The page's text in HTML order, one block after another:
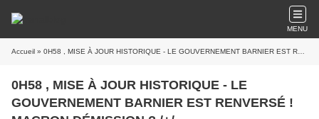
MENU
Accueil » 0H58 , MISE À JOUR HISTORIQUE - LE GOUVERNEMENT BARNIER EST RENVERSÉ ! MACRON DÉMISSION ? /+/
0H58 , MISE À JOUR HISTORIQUE - LE
GOUVERNEMENT BARNIER EST RENVERSÉ !